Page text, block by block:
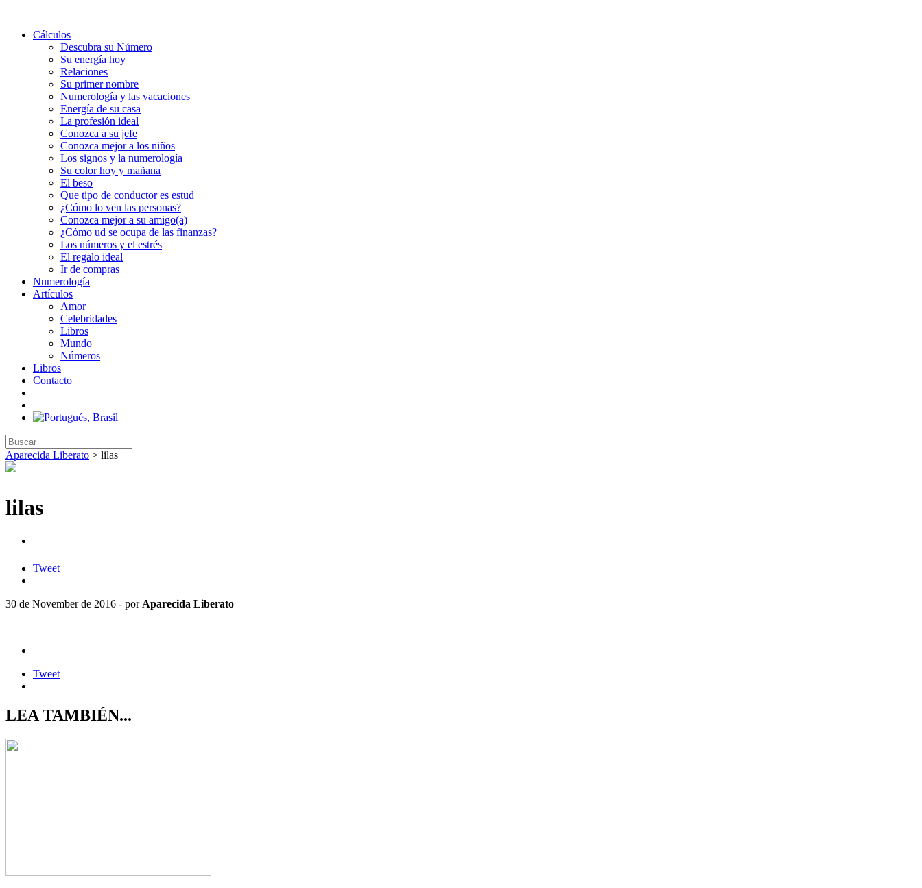
Cálculos
Descubra su Número
Su energía hoy
Relaciones
Su primer nombre
Numerología y las vacaciones
Energía de su casa
La profesión ideal
Conozca a su jefe
Conozca mejor a los niños
Los signos y la numerología
Su color hoy y mañana
El beso
Que tipo de conductor es estud
¿Cómo lo ven las personas?
Conozca mejor a su amigo(a)
¿Cómo ud se ocupa de las finanzas?
Los números y el estrés
El regalo ideal
Ir de compras
Numerología
Artículos
Amor
Celebridades
Libros
Mundo
Números
Libros
Contacto
Aparecida Liberato > lilas
lilas
Tweet
30 de November de 2016 - por Aparecida Liberato
Tweet
LEA TAMBIÉN...